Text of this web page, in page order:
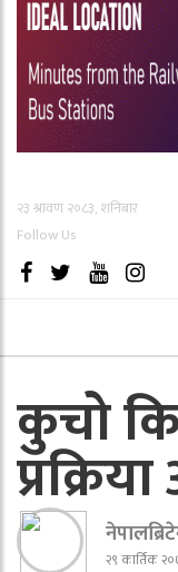
२३ श्रावण २०८३, शनिबार
Follow Us
कुचो
२९ कार्तिक